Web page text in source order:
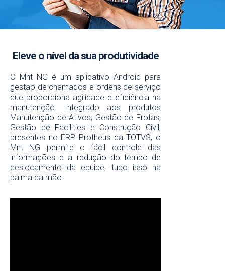
Mnt NG
Muito mais mobilidade para sua
manutenção.
Conheça o Mnt NG, o aplicativo para
facilitar a manutenção da sua empresa.
Peça uma demonstração
Eleve o nível da sua produtividade
O Mnt NG é um aplicativo Android para
gestão de chamados e ordens de serviço
que proporciona agilidade e eficiência na
manutenção. Integrado aos produtos
Manutenção de Ativos, Gestão de Frotas,
Gestão de Facilities e Construção Civil,
presentes no ERP Protheus da TOTVS, o
Mnt NG permite o fácil controle das
informações e a redução do tempo de
deslocamento da equipe, tudo isso na
palma da mão.